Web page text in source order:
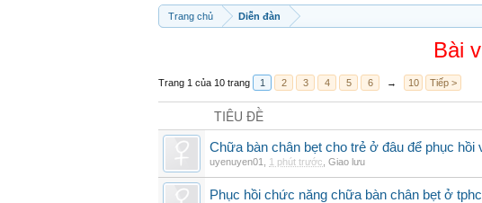
Trang chủ Diễn đàn
Bài
Trang 1 của 10 trang 1 2 3 4 5 6 → 10 Tiếp >
TIÊU ĐỀ
Chữa bàn chân bẹt cho trẻ ở đâu để phục hồi
uyenuyen01 1 phút trước Giao lưu
Phục hồi chức năng chữa bàn chân bẹt ở